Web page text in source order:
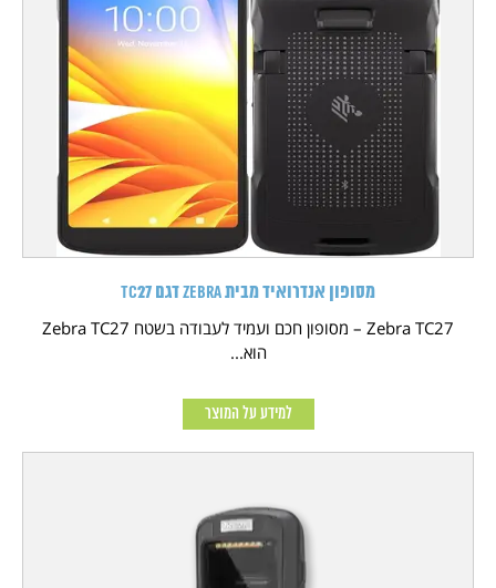
מסופון אנדרואיד מבית Zebra דגם TC27
Zebra TC27 – מסופון חכם ועמיד לעבודה בשטח Zebra TC27
הוא...
למידע על המוצר